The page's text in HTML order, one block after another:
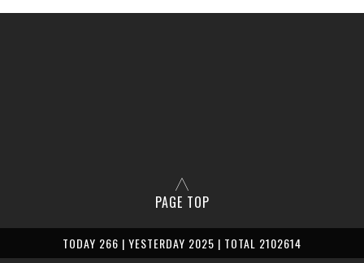
PAGE TOP
TODAY 266 | YESTERDAY 2025 | TOTAL 2102614